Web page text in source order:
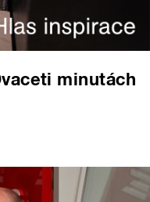
minutách